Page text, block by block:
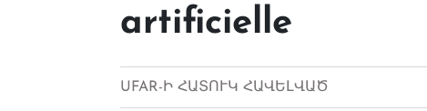
artificielle
UFAR-Ի ՀԱՏՈՒԿ ՀԱՎԵԼՎԱԾ